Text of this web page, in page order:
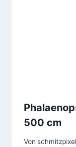
500 cm
Von schmitzpixel